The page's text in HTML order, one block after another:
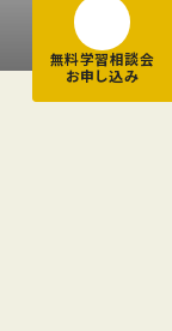
無料学習相談会
お申し込み